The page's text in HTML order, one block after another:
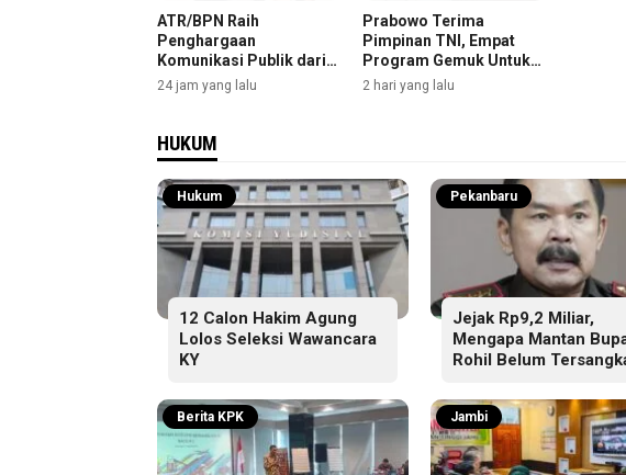
ATR/BPN Raih
Penghargaan
Komunikasi Publik dari
The Iconomics
24 jam yang lalu
Prabowo Terima
Pimpinan TNI, Empat
Program Gemuk Untuk
Rakyat Dilaporkan
2 hari yang lalu
HUKUM
Hukum
12 Calon Hakim Agung
Lolos Seleksi Wawancara
KY
Pekanbaru
Jejak Rp9,2 Miliar,
Mengapa Mantan
Rohil Belum
Berita KPK Jambi